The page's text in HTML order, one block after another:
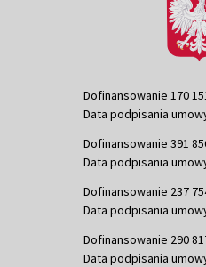
Dofinansowanie 170
Data podpisania
Dofinansowanie 391
Data podpisania
Dofinansowanie 237
Data podpisania
Dofinansowanie 290
Data podpisania